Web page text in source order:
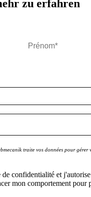
zu erfahren
traite vos données pour gérer
confidentialité et
mon comportement pour